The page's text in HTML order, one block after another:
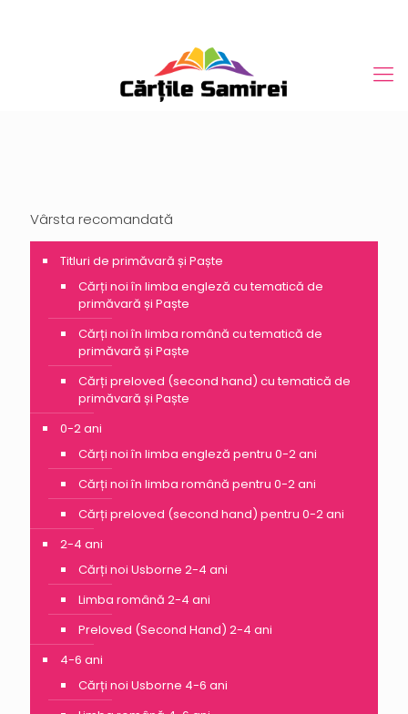
Vârsta recomandată
Titluri de primăvară și Paște
Cărți noi în limba engleză cu tematică de
primăvară și Paște
Cărți noi în limba română cu tematică de
primăvară și Paște
Cărți preloved (second hand) cu tematică de
primăvară și Paște
0-2 ani
Cărți noi în limba engleză pentru 0-2 ani
Cărți noi în limba română pentru 0-2 ani
Cărți preloved (second hand) pentru 0-2 ani
2-4 ani
Cărți noi Usborne 2-4 ani
Limba română 2-4 ani
Preloved (Second Hand) 2-4 ani
4-6 ani
Cărți noi Usborne 4-6 ani